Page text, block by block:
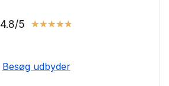
4.8/5 ★★★★★
Besøg udbyder